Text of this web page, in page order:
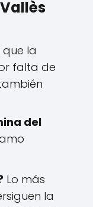
que la
falta de
del
Lo más
la